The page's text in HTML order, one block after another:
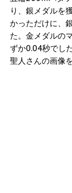
り、銀メダルを
かっただけに、
た。金メダルの
ずか0.04秒でし
聖人さんの画像